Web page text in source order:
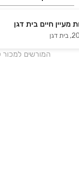
המורשים למכור
מעיין חיים בית דגן
, בית דגן